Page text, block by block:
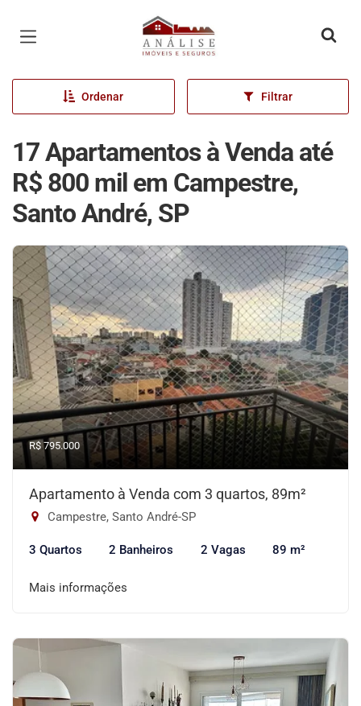
Página inicial
Ordenar Filtrar
17 Apartamentos à Venda até
R$ 800 mil em Campestre,
Santo André, SP
R$ 795.000
Apartamento à Venda com 3 quartos, 89m²
Campestre, Santo André-SP
3 Quartos 2 Banheiros 2 Vagas 89 m²
Mais informações